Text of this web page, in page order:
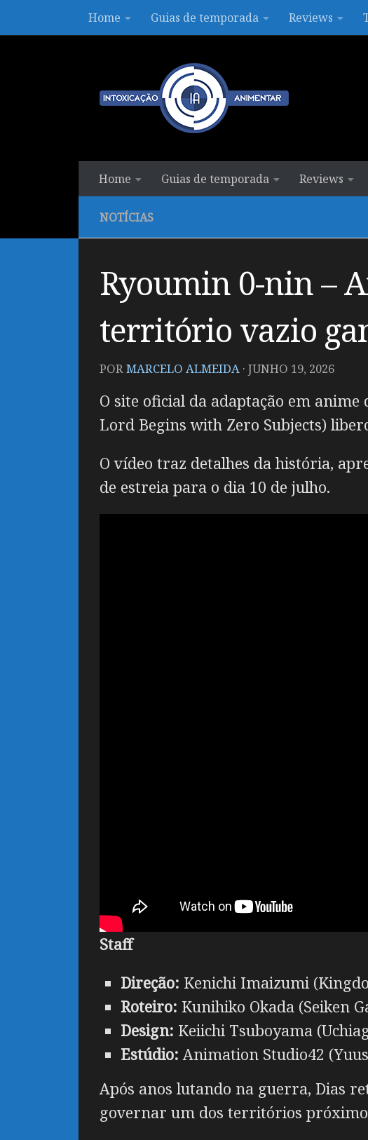
Skip to contentHome Guias de temporada Reviews
Home Guias de temporada Reviews
NOTÍCIAS
Ryoumin 0-nin –
território vazio
PORMARCELO ALMEIDA · JUNHO 19, 2026
O site oficial da adaptação em anime
Lord Begins with Zero Subjects)
O vídeo traz detalhes da história,
de estreia para o dia 10 de julho.
Staff
Direção: Kenichi Imaizumi
Roteiro: Kunihiko Okada (Seiken
Design: Keiichi Tsuboyama
Estúdio: Animation Studio42
Após anos lutando na guerra, Dias
governar um dos territórios